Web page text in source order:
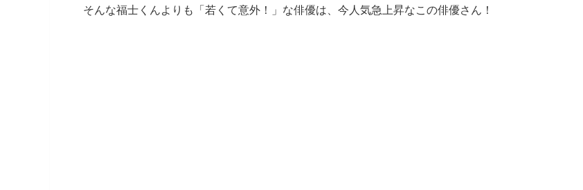
そんな福士くんよりも「若くて意外！」な俳優は、今人気急上昇なこの俳優さん！